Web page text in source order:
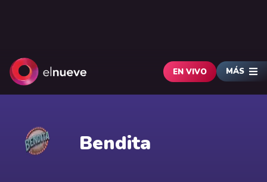
EN VIVO MÁS
Bendita